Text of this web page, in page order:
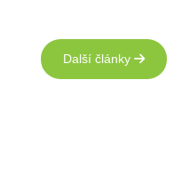
Další články